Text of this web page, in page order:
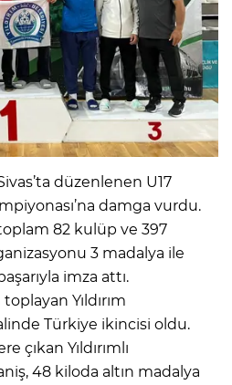
düzenlenen U17
damga vurdu.
82 kulüp ve 397
3 madalya ile
imza attı.
Yıldırım
Türkiye ikincisi oldu.
çıkan Yıldırımlı
48 kiloda altın madalya